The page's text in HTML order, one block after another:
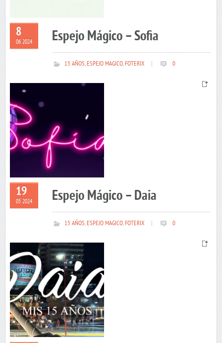
8
06 2024 Espejo Mágico – Sofia
15 AÑOS,ESPEJO MAGICO,FOTERIX 0
19
05 2024 Espejo Mágico – Daia
15 AÑOS,ESPEJO MAGICO,FOTERIX 0